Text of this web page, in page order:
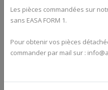
Les pièces commandées sur
sans EASA FORM 1.
Pour obtenir vos pièces
commander par mail sur :